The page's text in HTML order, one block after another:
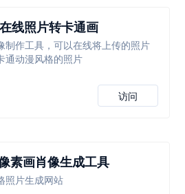
线照片转卡通画
制作工具，可以在线将上传的照片
通动漫风格的照片
访问
素画肖像生成工具
照片生成网站